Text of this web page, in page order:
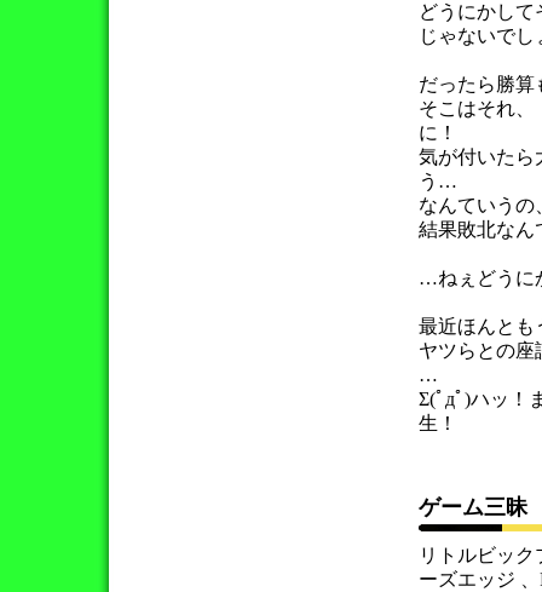
どうにかし
じゃないでし
だったら勝
そこはそれ、
に！
気が付いたら
う…
なんていう
結果敗北なん
…ねぇどうに
最近ほんとも
ヤツらとの
Σ(ﾟдﾟ)ハッ！
生！
ゲーム三
リトルビッ
ーズエッジ